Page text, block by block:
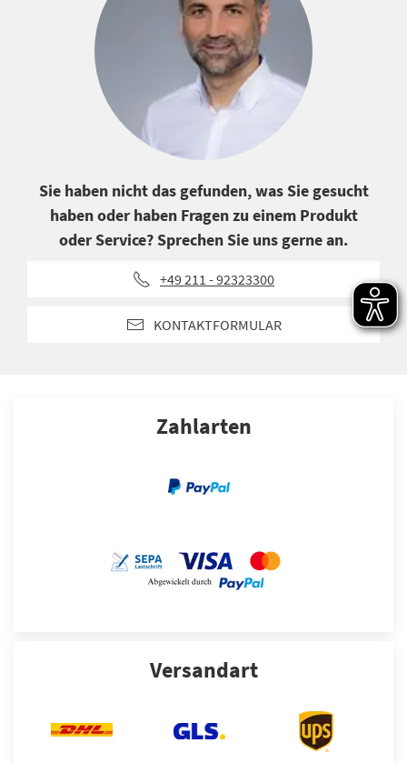
Sie haben nicht das gefunden, was Sie gesucht
haben oder haben Fragen zu einem Produkt
oder Service? Sprechen Sie uns gerne an.
+49 211 - 92323300
KONTAKTFORMULAR
Zahlarten
Versandart